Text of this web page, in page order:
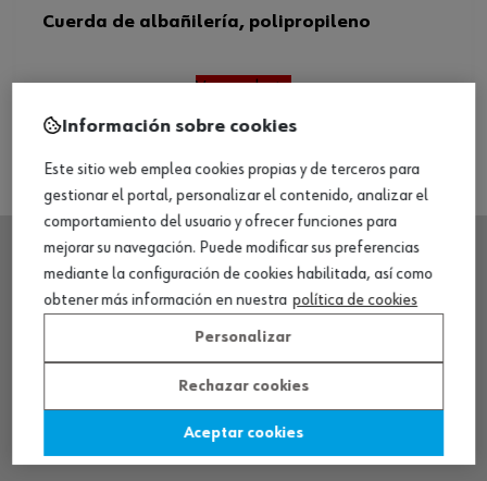
Cuerda de albañilería, polipropileno
Ver producto
SEDE CENTRAL
CENTRO LOGÍSTICO / MUSEO
Información sobre cookies
Este sitio web emplea cookies propias y de terceros para
gestionar el portal, personalizar el contenido, analizar el
comportamiento del usuario y ofrecer funciones para
mejorar su navegación. Puede modificar sus preferencias
mediante la configuración de cookies habilitada, así como
obtener más información en nuestra política de cookies
Personalizar
Rechazar cookies
Aceptar cookies